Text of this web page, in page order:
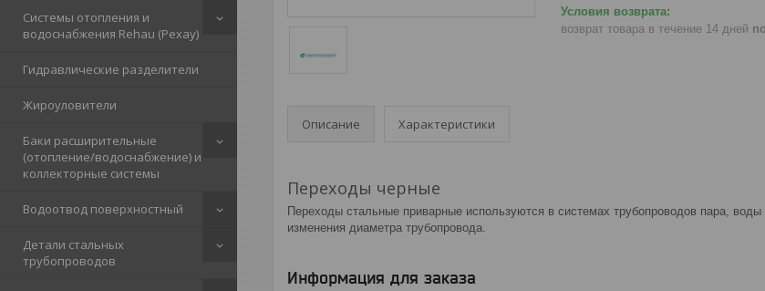
Системы отопления и
водоснабжения Rehau (Рехау)
Гидравлические разделители
Жироуловители
Баки расширительные
(отопление/водоснабжение) и
коллекторные системы
Водоотвод поверхностный
Детали стальных
трубопроводов
возврат товара в течение 14 дней
Описание Характеристики
Переходы черные
Переходы стальные приварные используются в системах трубопроводов пара,
изменения диаметра трубопровода.
Информация для заказа